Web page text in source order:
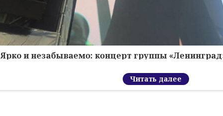
Ярко и незабываемо: концерт группы
Читать далее